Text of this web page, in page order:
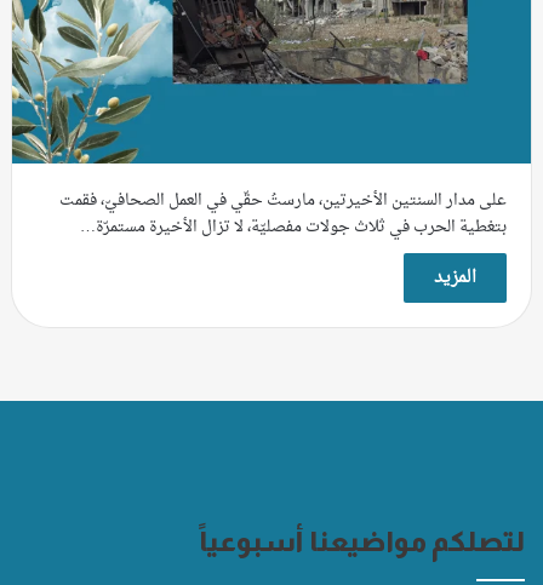
على مدار السنتين الأخيرتين، مارستُ حقّي في العمل الصحافيّ، فقمت
بتغطية الحرب في ثلاث جولات مفصليّة، لا تزال الأخيرة مستمرّة…
المزيد
لتصلكم مواضيعنا أسبوعياً